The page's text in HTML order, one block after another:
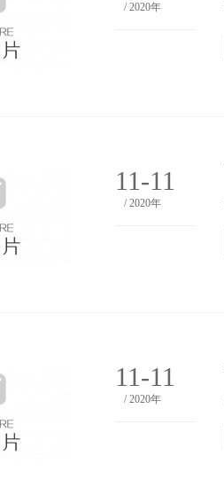
/ 2020年
11-11
/ 2020年
11-11
/ 2020年